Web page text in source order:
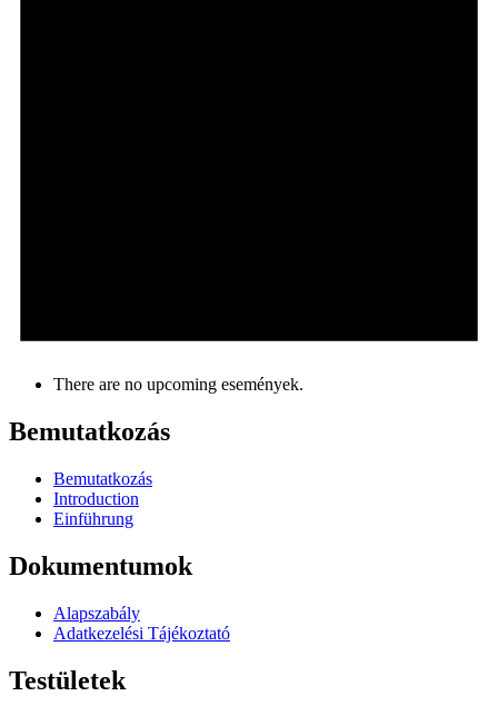
There are no upcoming események.
Bemutatkozás
Bemutatkozás
Introduction
Einführung
Dokumentumok
Alapszabály
Adatkezelési Tájékoztató
Testületek